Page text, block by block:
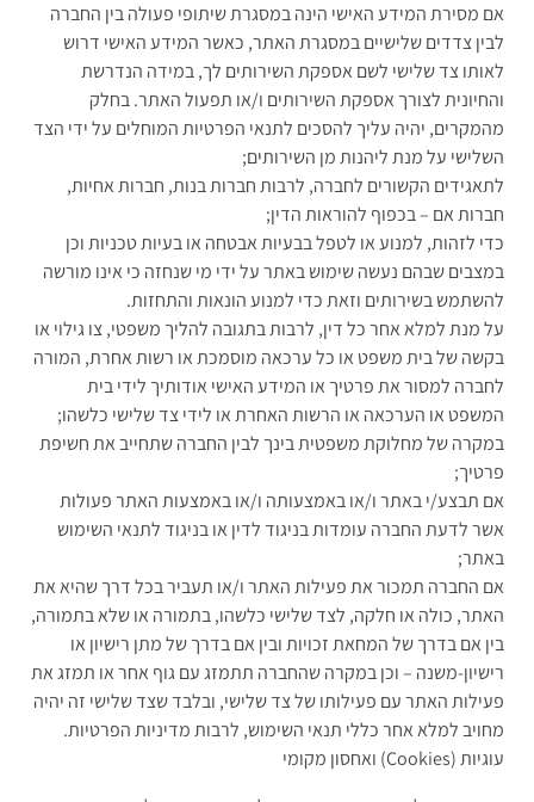
אם מסירת המידע האישי הינה במסגרת שיתופי פעולה בין החברה
לבין צדדים שלישיים במסגרת האתר, כאשר המידע האישי דרוש
לאותו צד שלישי לשם אספקת השירותים לך, במידה הנדרשת
והחיונית לצורך אספקת השירותים ו/או תפעול האתר. בחלק
מהמקרים, יהיה עליך להסכים לתנאי הפרטיות המוחלים על ידי הצד
השלישי על מנת ליהנות מן השירותים;
לתאגידים הקשורים לחברה, לרבות חברות בנות, חברות אחיות,
חברות אם – בכפוף להוראות הדין;
כדי לזהות, למנוע או לטפל בבעיות אבטחה או בעיות טכניות וכן
במצבים שבהם נעשה שימוש באתר על ידי מי שנחזה כי אינו מורשה
להשתמש בשירותים וזאת כדי למנוע הונאות והתחזות.
על מנת למלא אחר כל דין, לרבות בתגובה להליך משפטי, צו גילוי או
בקשה של בית משפט או כל ערכאה מוסמכת או רשות אחרת, המורה
לחברה למסור את פרטיך או המידע האישי אודותיך לידי בית
המשפט או הערכאה או הרשות האחרת או לידי צד שלישי כלשהו;
במקרה של מחלוקת משפטית בינך לבין החברה שתחייב את חשיפת
פרטיך;
אם תבצע/י באתר ו/או באמצעותה ו/או באמצעות האתר פעולות
אשר לדעת החברה עומדות בניגוד לדין או בניגוד לתנאי השימוש
באתר;
אם החברה תמכור את פעילות האתר ו/או תעביר בכל דרך שהיא את
האתר, כולה או חלקה, לצד שלישי כלשהו, בתמורה או שלא בתמורה,
בין אם בדרך של המחאת זכויות ובין אם בדרך של מתן רישיון או
רישיון-משנה – וכן במקרה שהחברה תתמזג עם גוף אחר או תמזג את
פעילות האתר עם פעילותו של צד שלישי, ובלבד שצד שלישי זה יהיה
מחויב למלא אחר כללי תנאי השימוש, לרבות מדיניות הפרטיות.
עוגיות (Cookies) ואחסון מקומי